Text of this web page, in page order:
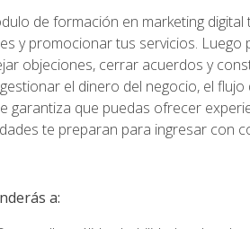
de formación en marketing
y promocionar tus servicios.
objeciones, cerrar acuerdos y
el dinero del negocio, el
garantiza que puedas ofrecer
te preparan para ingresar con
a: